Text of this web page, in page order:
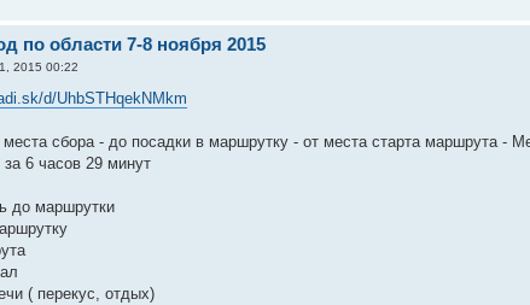
по области 7-8 ноября 2015
2015 00:22
d/UhbSTHqekNMkm
сбора - до посадки в маршрутку - от места старта маршрута -
6 часов 29 минут
до маршрутки
( перекус, отдых)